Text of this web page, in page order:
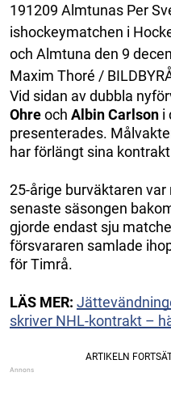
191209 Almtunas Per
ishockeymatchen i
och Almtuna den 9
Maxim Thoré /
Vid sidan av dubbla
Ohreoch Albin Carlson i
presenterades.
har förlängt sina
25-årige burväktaren
senaste säsongen
gjorde endast sju
försvararen samlade
för Timrå.
LÄS MER:
skriver NHL-kontrakt –